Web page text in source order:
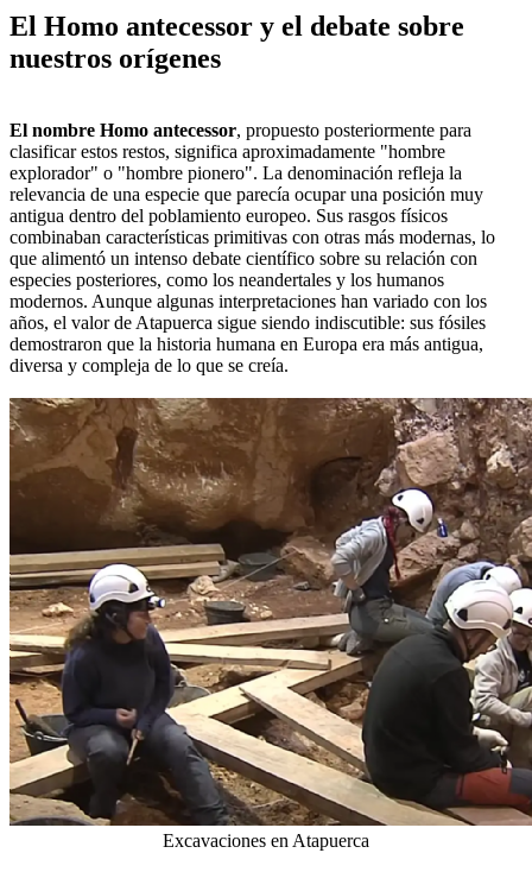
El Homo antecessor y el debate sobre
nuestros orígenes
El nombre Homo antecessor, propuesto posteriormente para
clasificar estos restos, significa aproximadamente "hombre
explorador" o "hombre pionero". La denominación refleja la
relevancia de una especie que parecía ocupar una posición muy
antigua dentro del poblamiento europeo. Sus rasgos físicos
combinaban características primitivas con otras más modernas, lo
que alimentó un intenso debate científico sobre su relación con
especies posteriores, como los neandertales y los humanos
modernos. Aunque algunas interpretaciones han variado con los
años, el valor de Atapuerca sigue siendo indiscutible: sus fósiles
demostraron que la historia humana en Europa era más antigua,
diversa y compleja de lo que se creía.
Excavaciones en Atapuerca